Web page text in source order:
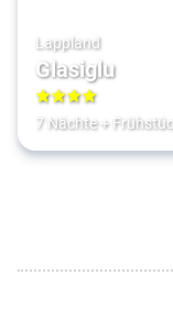
Lappland
Glasiglu
4
7 Nächte+